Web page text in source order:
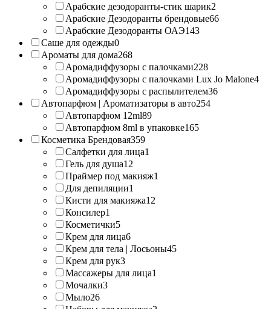
Арабские дезодоранты-стик шарик2
Арабские Дезодоранты брендовые66
Арабские Дезодоранты ОАЭ143
Саше для одежды0
Ароматы для дома268
Аромадиффузоры с палочками228
Аромадиффузоры с палочками Lux Jo Malone4
Аромадиффузоры с распылителем36
Автопарфюм | Ароматизаторы в авто254
Автопарфюм 12ml89
Автопарфюм 8ml в упаковке165
Косметика Брендовая359
Салфетки для лица1
Гель для душа12
Праймер под макияж1
Для депиляции1
Кисти для макияжа12
Консилер1
Косметички5
Крем для лица6
Крем для тела | Лосьоны45
Крем для рук3
Массажеры для лица1
Мочалки3
Мыло26